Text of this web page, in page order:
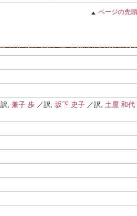
ページの先
, 兼子 歩 ／訳, 坂下 史子 ／訳, 土屋 和代